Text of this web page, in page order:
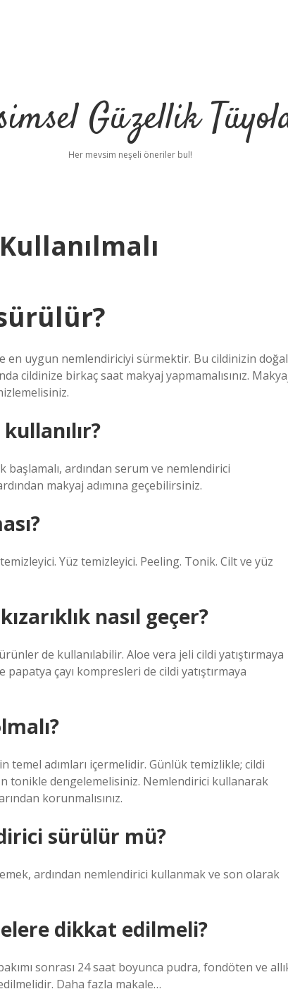
Güzellik
Her mevsim neşeli öneriler bul!
en uygun nemlendiriciyi sürmektir. Bu cildinizin doğal
cildinize birkaç saat makyaj yapmamalısınız.
ardından serum ve nemlendirici
makyaj adımına geçebilirsiniz.
Yüz temizleyici. Peeling. Tonik. Cilt ve yüz
nasıl geçer?
de kullanılabilir. Aloe vera jeli cildi yatıştırmaya
papatya çayı kompresleri de cildi yatıştırmaya
temel adımları içermelidir. Günlük temizlikle; cildi
tonikle dengelemelisiniz. Nemlendirici kullanarak
korunmalısınız.
sürülür mü?
ardından nemlendirici kullanmak ve son olarak
dikkat edilmeli?
sonrası 24 saat boyunca pudra, fondöten ve
Daha fazla makale…